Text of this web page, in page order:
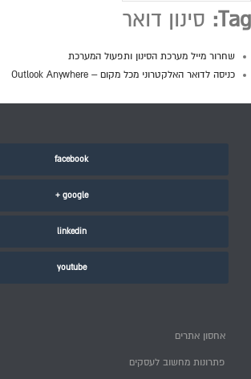
Tag: סינון דואר
שחרור מייל מערכת הסינון ותפעול המערכת
כניסה לדואר האלקטרוני מכל מקום – Outlook Anywhere
facebook
google +
linkedin
youtube
אחסון אתרים
פתרונות מחשוב לעסקים